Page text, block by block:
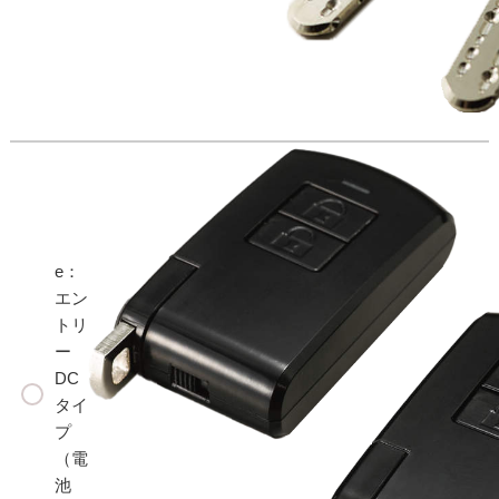
e：
エン
トリ
ー
DC
タイ
プ
（電
池